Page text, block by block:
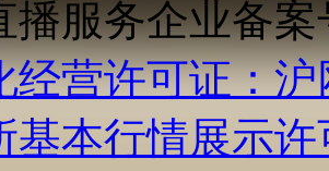
播服务企业备案
经营许可证：沪
基本行情展示许